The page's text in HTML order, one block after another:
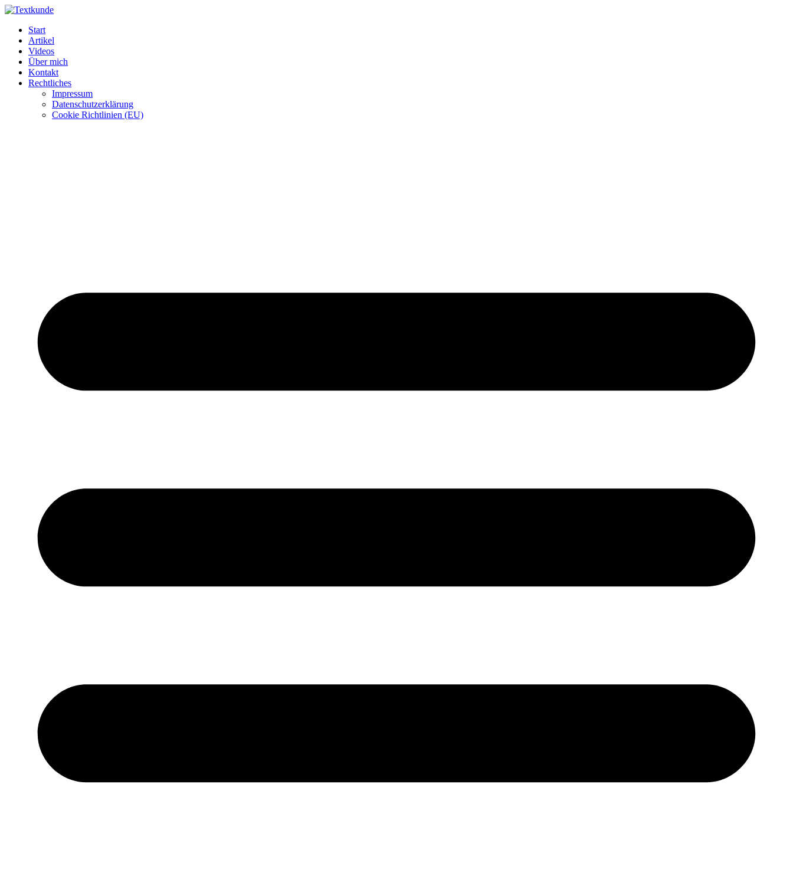
Zum
wechseln
Start
Artikel
Videos
Über mich
Kontakt
Rechtliches
Impressum
Datenschutzerklärung
Cookie Richtlinien (EU)